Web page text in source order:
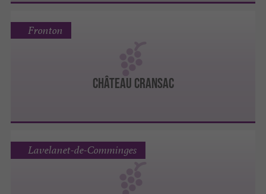
CHÂTEAU CRANSAC
Fronton
Lavelanet-de-Comminges